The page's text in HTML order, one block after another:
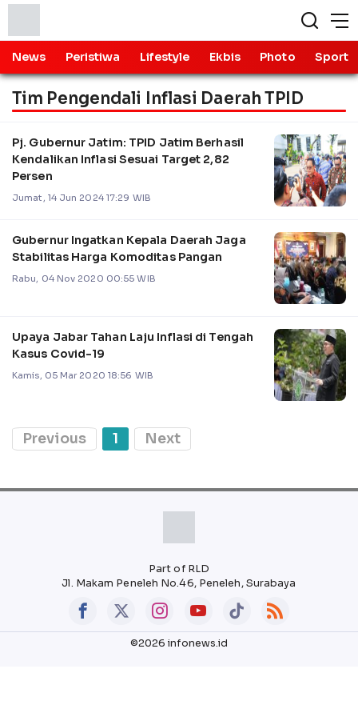
News Peristiwa Lifestyle Ekbis Photo Sport
Tim Pengendali Inflasi Daerah TPID
Pj. Gubernur Jatim: TPID Jatim Berhasil
Kendalikan Inflasi Sesuai Target 2,82
Persen
Jumat, 14 Jun 2024 17:29 WIB
Gubernur Ingatkan Kepala Daerah Jaga
Stabilitas Harga Komoditas Pangan
Rabu, 04 Nov 2020 00:55 WIB
Upaya Jabar Tahan Laju Inflasi di Tengah
Kasus Covid-19
Kamis, 05 Mar 2020 18:56 WIB
Previous 1 Next
Part of RLD
Jl. Makam Peneleh No.46, Peneleh, Surabaya
©2026 infonews.id